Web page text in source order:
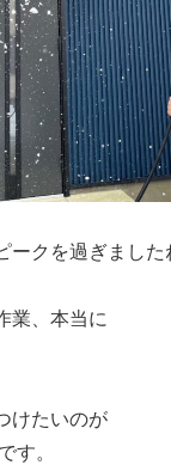
ークを過ぎました
業、本当に
けたいのが
です。